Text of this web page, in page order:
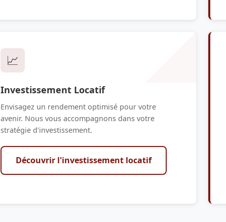
📈
Investissement Locatif
Envisagez un rendement optimisé pour votre
avenir. Nous vous accompagnons dans votre
stratégie d'investissement.
Découvrir l'investissement locatif